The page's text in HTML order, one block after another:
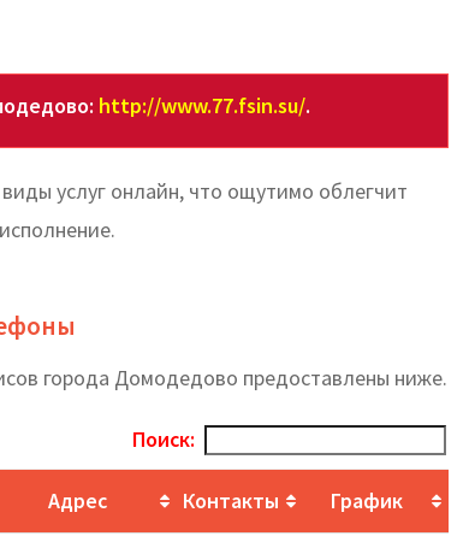
http://www.77.fsin.su/.
услуг онлайн, что ощутимо облегчит
города Домодедово предоставлены ниже.
Поиск:
Адрес Контакты График